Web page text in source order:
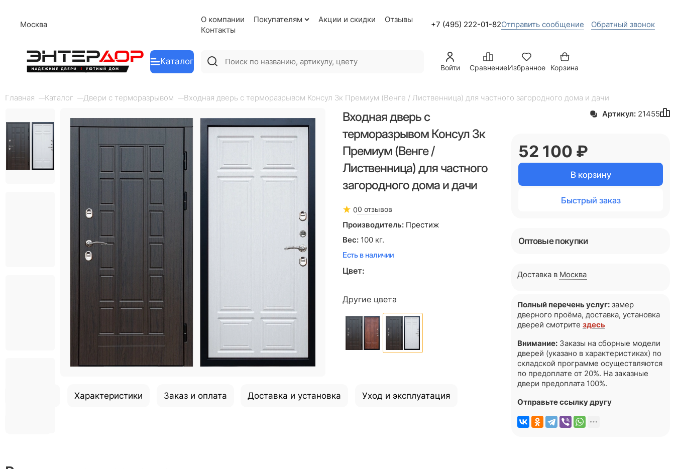
Москва
О компании Покупателям Акции и скидки
Отзывы
Контакты
+7 (495) 222-01-82Отправить сообщение Обратный звонок
Каталог
Войти СравнениеИзбранное Корзина
Главная Каталог Двери с терморазрывом Входная дверь с терморазрывом Консул 3к Премиум (Венге / Лиственница) для частного загородного дома и дачи
Входная дверь с
терморазрывом Консул 3к
Премиум (Венге /
Лиственница) для частного
загородного дома и дачи
00 отзывов
Производитель: Престиж
Вес: 100 кг.
Есть в наличии
Цвет:
Другие цвета
Характеристики Заказ и оплата Доставка и установка Уход и эксплуатация
Артикул: 21455
52 100 ₽
В корзину
Быстрый заказ
Оптовые покупки
Доставка в Москва
Полный перечень услуг: замер
дверного проёма, доставка, установка
дверей смотрите здесь
Внимание: Заказы на сборные модели
дверей (указано в характеристиках) по
складской программе осуществляются
по предоплате от 20%. На заказные
двери предоплата 100%.
Отправьте ссылку другу